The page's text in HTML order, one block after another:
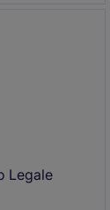
Legale